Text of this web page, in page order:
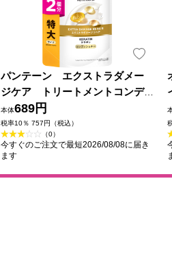
パンテーン エクストラダメー
ジケア トリートメントコンデ
ィショナー つめかえ特大サイ
ズ ６００ｇ Ｐ＆Ｇジャパン
本体689円
税率10％ 757円（税込）
（0）
今すぐのご注文で最短2026/08/08に届き
ます